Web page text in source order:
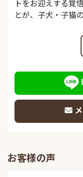
トをお迎えする覚
とが、子犬・子猫
お客様の声